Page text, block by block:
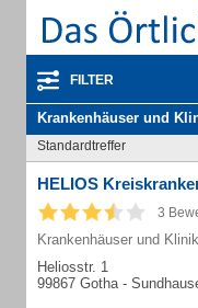
FILTER
Krankenhäuser und
Standardtreffer
HELIOS
3
Krankenhäuser und
Heliosstr. 1
99867 Gotha -